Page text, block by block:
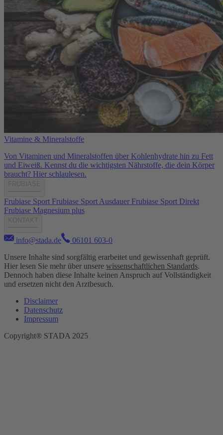
Vitamine & Mineralstoffe
Von Vitaminen und Mineralstoffen über Kohlenhydrate hin zu Fett
und Eiweiß. Kennst du die wichtigsten Nährstoffe, die dein Körper
braucht? Hier schlaulesen.
Frubiase Sport Frubiase Sport Ausdauer Frubiase Sport Direkt
Frubiase Magnesium plus
info@stada.de
06101 603-0
Unsere Inhalte sind sorgfältig erarbeitet und gewissenhaft geprüft.
Hier lesen Sie mehr über unsere wissenschaftlichen Standards.
Dennoch haben diese Inhalte keinen Anspruch auf Vollständigkeit
und ersetzen nicht den Arztbesuch.
Disclaimer
Datenschutz
Impressum
Copyright® STADA 2025